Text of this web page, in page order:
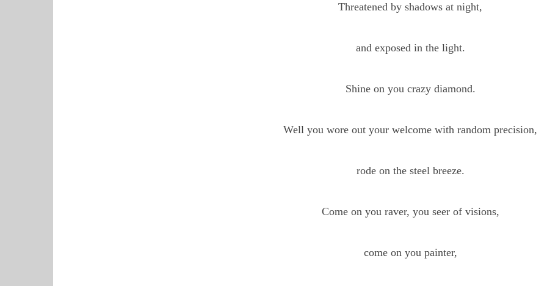
Threatened by shadows at night,
and exposed in the light.
Shine on you crazy diamond.
Well you wore out your welcome with random precision,
rode on the steel breeze.
Come on you raver, you seer of visions,
come on you painter,